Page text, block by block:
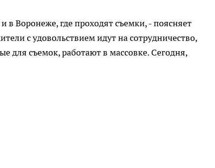
в Воронеже, где проходят съемки, - поясняет
с удовольствием идут на сотрудничество,
для съемок, работают в массовке. Сегодня,